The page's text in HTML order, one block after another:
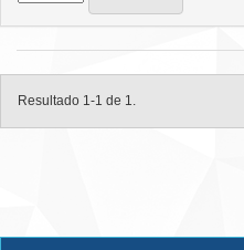
Resultado 1-1 de 1.